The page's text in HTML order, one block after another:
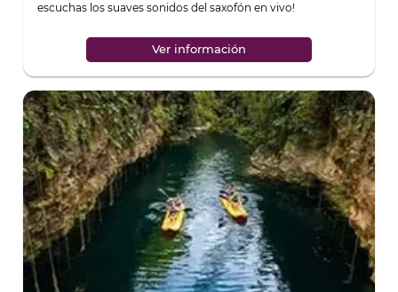
escuchas los suaves sonidos del saxofón en vivo!
Ver información